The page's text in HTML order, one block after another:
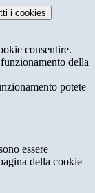
i cookies
consentire.
della
potete
essere
della cookie